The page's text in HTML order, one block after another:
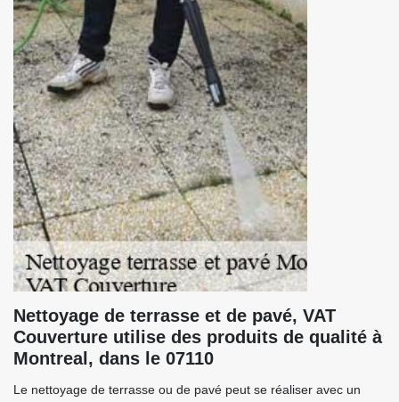
Nettoyage de terrasse et de pavé, VAT
Couverture utilise des produits de qualité à
Montreal, dans le 07110
Le nettoyage de terrasse ou de pavé peut se réaliser avec un